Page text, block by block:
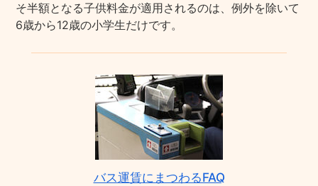
そ半額となる子供料金が適用されるのは、例外を除いて
6歳から12歳の小学生だけです。
バス運賃にまつわるFAQ